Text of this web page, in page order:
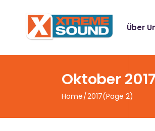
Über
Oktober 2017
Home 2017(Page 2)